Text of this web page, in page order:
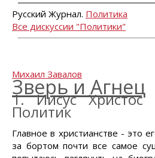
Русский Журнал. Политика
Все дискуссии "Политики"
Михаил Завалов
Зверь и Агнец
1. Иисус Христос
Политик
Главное в христианстве - это
за бортом почти все самое